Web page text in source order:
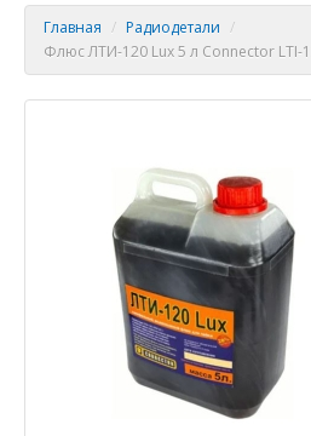
Главная / Радиодетали /
Флюс ЛТИ-120 Lux 5 л Connector LTI-